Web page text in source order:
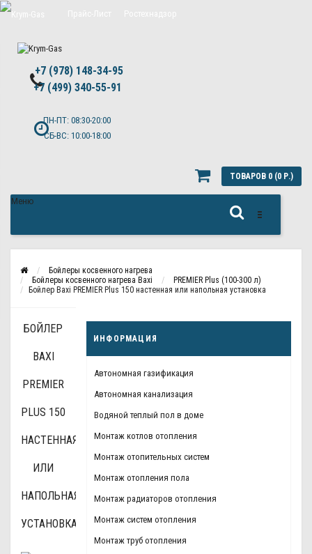
Политика конфиденциальности
+7 (978) 148-34-95
+7 (499) 340-55-91 ​
ПН-ПТ: 08:30-20:00
СБ-ВС: 10:00-18:00
ТОВАРОВ 0 (0 Р.)
Меню
Бойлеры косвенного нагрева
Бойлеры косвенного нагрева Baxi
PREMIER Plus (100-300 л)
Бойлер Baxi PREMIER Plus 150 настенная или напольная установка
ИНФОРМАЦИЯ
Автономная газификация
Автономная канализация
Водяной теплый пол в доме
Монтаж котлов отопления
Монтаж отопительных систем
Монтаж отопления пола
Монтаж радиаторов отопления
Монтаж систем отопления
Монтаж труб отопления
БОЙЛЕР
BAXI
PREMIER
PLUS 150
НАСТЕННАЯ
ИЛИ
НАПОЛЬНАЯ
УСТАНОВКА